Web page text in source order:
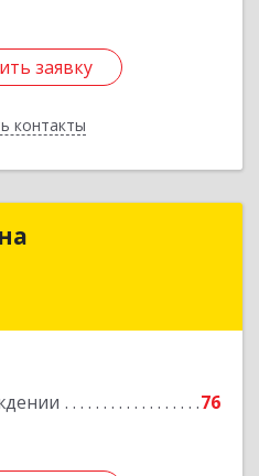
заявку
контакты
заявку
76
ИП Сушкова Инна
Подробнее